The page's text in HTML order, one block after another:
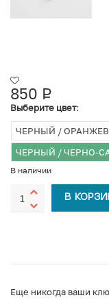
850 Р
УБ.
Выберите цвет:
ЧЕРНЫЙ /
ЧЕРНЫЙ / ЧЕРНО-
В наличии
В
Еще никогда ваши